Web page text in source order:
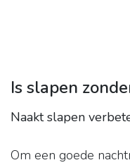
Is slapen
Naakt slapen
Om een goede